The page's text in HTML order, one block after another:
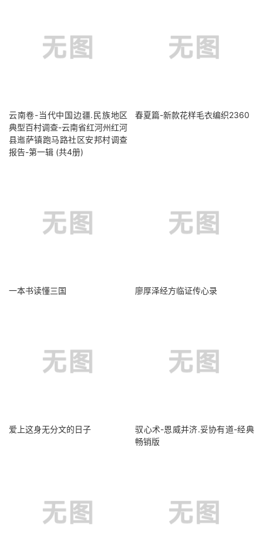
云南卷-当代中国边疆.民族地区
典型百村调查-云南省红河州红河
县迤萨镇跑马路社区安邦村调查
报告-第一辑 (共4册)
春夏篇-新款花样毛衣编织2360
一本书读懂三国 廖厚泽经方临证传心录
爱上这身无分文的日子
驭心术-恩威并济.妥协有道-经典
畅销版